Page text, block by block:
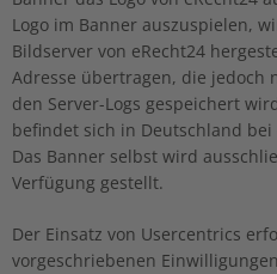
Logo im Banner auszuspielen,
Bildserver von eRecht24
Adresse übertragen, die jedoch
den Server-Logs gespeichert
befindet sich in Deutschland
Das Banner selbst wird
Verfügung gestellt.
Der Einsatz von Usercentrics
vorgeschriebenen